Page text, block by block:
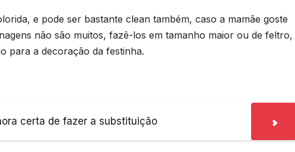
e pode ser bastante clean também, caso a mamãe goste
não são muitos, fazê-los em tamanho maior ou de feltro,
para a decoração da festinha.
certa de fazer a substituição